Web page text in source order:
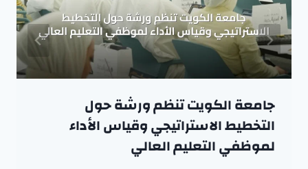
جامعة الكويت تنظم ورشة حول
التخطيط الاستراتيجي وقياس الأداء
لموظفي التعليم العالي